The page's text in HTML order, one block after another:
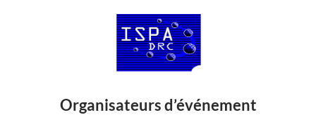
Organisateurs d’événement